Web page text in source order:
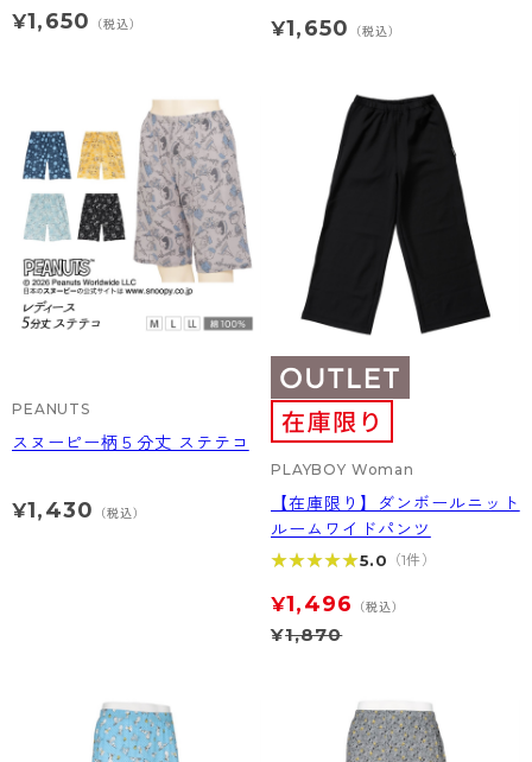
¥1,650 （税込） ¥1,650 （税込）
PEANUTS
スヌーピー柄５分丈 ステテコ
¥1,430 （税込）
PLAYBOY Woman
【在庫限り】ダンボールニット
ルームワイドパンツ
★★★★★
★★★★★5.0 （1件）
¥1,496 （税込）
¥1,870